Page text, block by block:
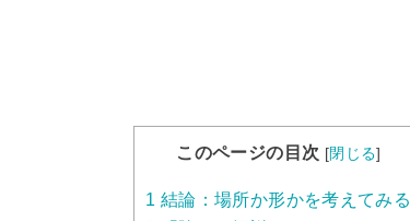
このページの目次 [閉じる]
1 結論：場所か形かを考えてみる